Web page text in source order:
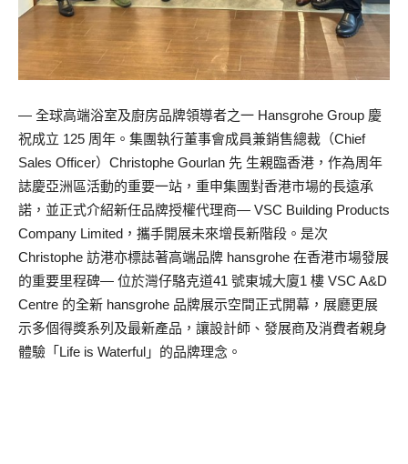
— 全球高端浴室及廚房品牌領導者之一 Hansgrohe Group 慶
祝成立 125 周年。集團執行董事會成員兼銷售總裁（Chief
Sales Officer）Christophe Gourlan 先 生親臨香港，作為周年
誌慶亞洲區活動的重要一站，重申集團對香港市場的長遠承
諾，並正式介紹新任品牌授權代理商— VSC Building Products
Company Limited，攜手開展未來增長新階段。是次
Christophe 訪港亦標誌著高端品牌 hansgrohe 在香港市場發展
的重要里程碑— 位於灣仔駱克道41 號東城大廈1 樓 VSC A&D
Centre 的全新 hansgrohe 品牌展示空間正式開幕，展廳更展
示多個得獎系列及最新產品，讓設計師、發展商及消費者親身
體驗「Life is Waterful」的品牌理念。